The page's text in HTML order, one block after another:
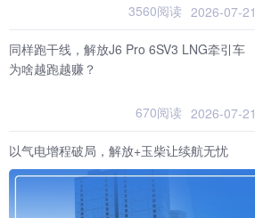
3560阅读 2026-07-21
同样跑干线，解放J6 Pro 6SV3 LNG牵引车
为啥越跑越赚？
670阅读 2026-07-21
以气电增程破局，解放+玉柴让续航无忧